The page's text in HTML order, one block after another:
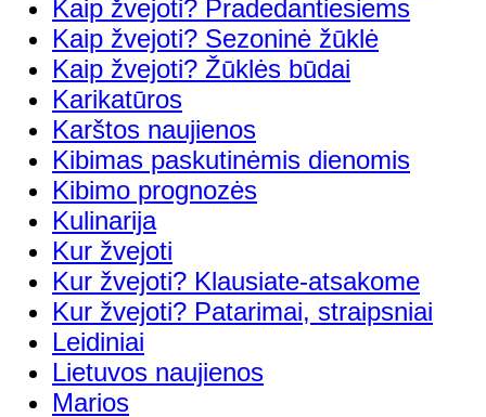
Kaip žvejoti? Pradedantiesiems
Kaip žvejoti? Sezoninė žūklė
Kaip žvejoti? Žūklės būdai
Karikatūros
Karštos naujienos
Kibimas paskutinėmis dienomis
Kibimo prognozės
Kulinarija
Kur žvejoti
Kur žvejoti? Klausiate-atsakome
Kur žvejoti? Patarimai, straipsniai
Leidiniai
Lietuvos naujienos
Marios